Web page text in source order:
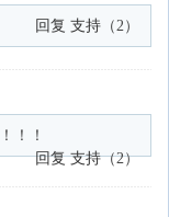
回复 支持 （2）
！！
回复 支持（2）